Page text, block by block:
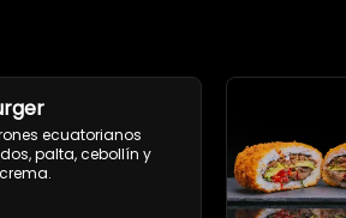
ecuatorianos
palta, cebollín y